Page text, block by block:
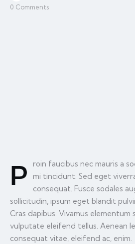
0 Comments
P
roin faucibus nec mauris a
mi tincidunt. Sed eget
consequat. Fusce sodales
sollicitudin, ipsum eget blandit
Cras dapibus. Vivamus elementum
vulputate eleifend tellus. Aenean
consequat vitae, eleifend ac, enim.